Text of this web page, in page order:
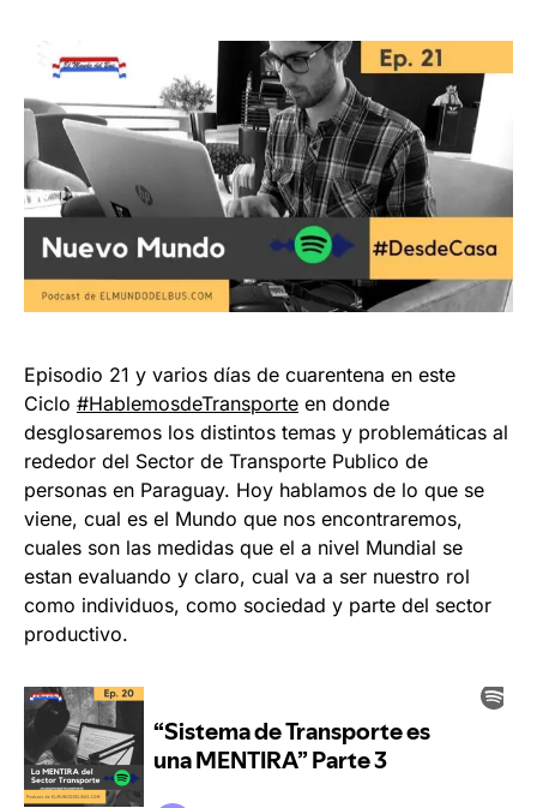
Episodio 21 y varios días de cuarentena en este
Ciclo #HablemosdeTransporte en donde
desglosaremos los distintos temas y problemáticas al
rededor del Sector de Transporte Publico de
personas en Paraguay. Hoy hablamos de lo que se
viene, cual es el Mundo que nos encontraremos,
cuales son las medidas que el a nivel Mundial se
estan evaluando y claro, cual va a ser nuestro rol
como individuos, como sociedad y parte del sector
productivo.